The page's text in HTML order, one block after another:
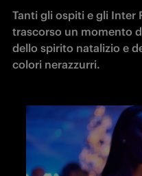
Tanti gli ospiti e gli Inter
trascorso un momento
dello spirito natalizio e
colori nerazzurri.